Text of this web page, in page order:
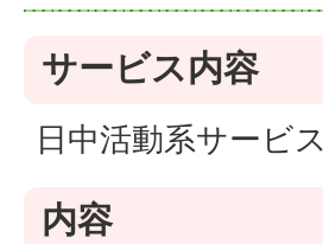
サービス内容
日中活動系サービス
内容